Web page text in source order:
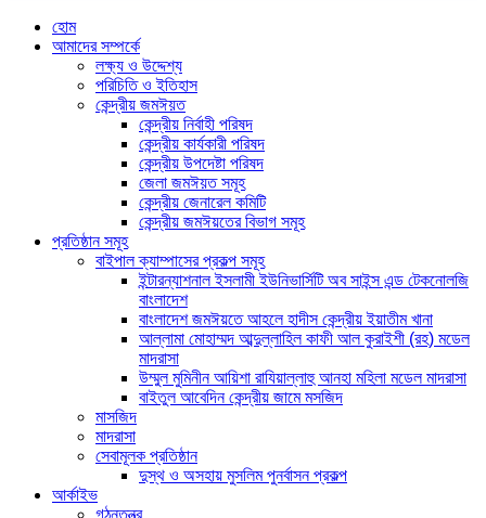
হোম
আমাদের সম্পর্কে
লক্ষ্য ও উদ্দেশ্য
পরিচিতি ও ইতিহাস
কেন্দ্রীয় জমঈয়ত
কেন্দ্রীয় নির্বাহী পরিষদ
কেন্দ্রীয় কার্যকারী পরিষদ
কেন্দ্রীয় উপদেষ্টা পরিষদ
জেলা জমঈয়ত সমূহ
কেন্দ্রীয় জেনারেল কমিটি
কেন্দ্রীয় জমঈয়তের বিভাগ সমূহ
প্রতিষ্ঠান সমূহ
বাইপাল ক্যাম্পাসের প্রকল্প সমূহ
ইন্টারন্যাশনাল ইসলামী ইউনিভার্সিটি অব সাইন্স এন্ড টেকনোলজি
বাংলাদেশ
বাংলাদেশ জমঈয়তে আহলে হাদীস কেন্দ্রীয় ইয়াতীম খানা
আল্লামা মোহাম্মদ আব্দুল্লাহিল কাফী আল কুরাইশী (রহ) মডেল
মাদরাসা
উম্মুল মুমিনীন আয়িশা রাযিয়াল্লাহু আনহা মহিলা মডেল মাদরাসা
বাইতুল আবেদিন কেন্দ্রীয় জামে মসজিদ
মাসজিদ
মাদরাসা
সেবামূলক প্রতিষ্ঠান
দুস্থ ও অসহায় মুসলিম পুনর্বাসন প্রকল্প
আর্কাইভ
গঠনতন্ত্র